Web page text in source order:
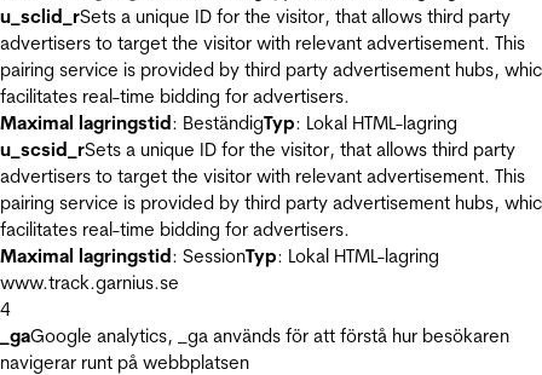
u_sclid_rSets a unique ID for the visitor, that allows third party
advertisers to target the visitor with relevant advertisement. This
pairing service is provided by third party advertisement hubs,
facilitates real-time bidding for advertisers.
Maximal lagringstid: BeständigTyp: Lokal HTML-lagring
u_scsid_rSets a unique ID for the visitor, that allows third party
advertisers to target the visitor with relevant advertisement. This
pairing service is provided by third party advertisement hubs,
facilitates real-time bidding for advertisers.
Maximal lagringstid: SessionTyp: Lokal HTML-lagring
www.track.garnius.se
4
_gaGoogle analytics, _ga används för att förstå hur besökaren
navigerar runt på webbplatsen